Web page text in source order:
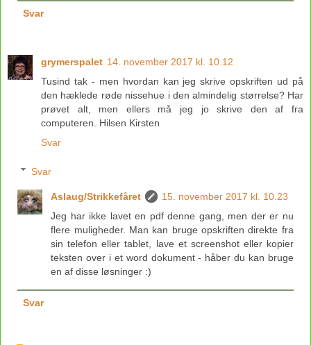
Svar
grymerspalet 14. november 2017 kl. 10.12
Tusind tak - men hvordan kan jeg skrive opskriften ud på
den hæklede røde nissehue i den almindelig størrelse? Har
prøvet alt, men ellers må jeg jo skrive den af fra
computeren. Hilsen Kirsten
Svar
Svar
Aslaug/Strikkefåret
15. november 2017 kl. 10.23
Jeg har ikke lavet en pdf denne gang, men der er nu
flere muligheder. Man kan bruge opskriften direkte fra
sin telefon eller tablet, lave et screenshot eller kopier
teksten over i et word dokument - håber du kan bruge
en af disse løsninger :)
Svar